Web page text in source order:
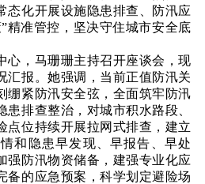
态化开展设施隐患排查、防汛应
精准管控，坚决守住城市安全底
，马珊珊主持召开座谈会，现
汇报。她强调，当前正值防汛关
绷紧防汛安全弦，全面筑牢防汛
排查整治，对城市积水路段、
点位持续开展拉网式排查，建立
和隐患早发现、早报告、早处
强防汛物资储备，建强专业化应
备的应急预案，科学划定避险场